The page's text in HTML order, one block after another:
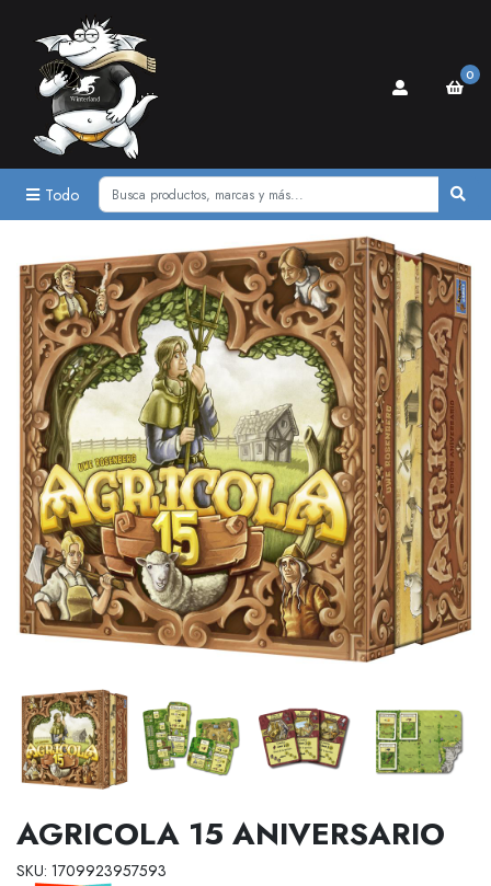
Todo
0
AGRICOLA 15 ANIVERSARIO
SKU: 1709923957593